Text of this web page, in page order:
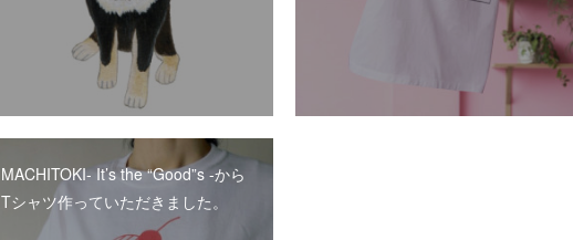
MACHITOKI- It’s the “Good”s -から
Tシャツ作っていただきました。